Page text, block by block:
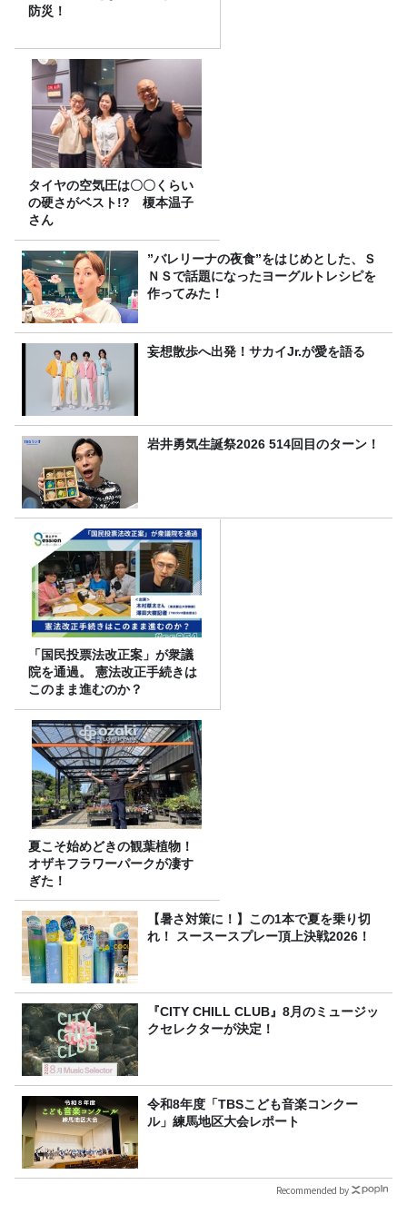
防災！
タイヤの空気圧は〇〇くらい
の硬さがベスト!? 榎本温子
さん
”バレリーナの夜食”をはじめとした、Ｓ
ＮＳで話題になったヨーグルトレシピを
作ってみた！
妄想散歩へ出発！サカイJr.が愛を語る
岩井勇気生誕祭2026 514回目のターン！
「国民投票法改正案」が衆議
院を通過。 憲法改正手続きは
このまま進むのか？
夏こそ始めどきの観葉植物！
オザキフラワーパークが凄す
ぎた！
【暑さ対策に！】この1本で夏を乗り切
れ！ スースースプレー頂上決戦2026！
『CITY CHILL CLUB』8月のミュージッ
クセレクターが決定！
令和8年度「TBSこども音楽コンクー
ル」練馬地区大会レポート
Recommended by